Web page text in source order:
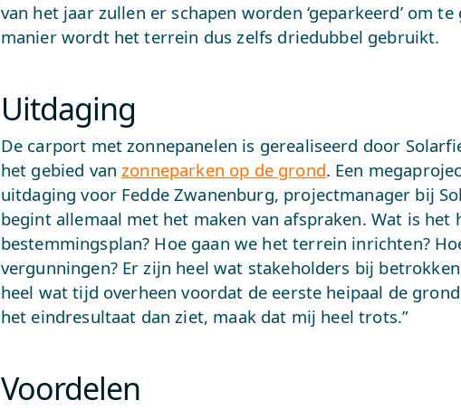
van het jaar zullen er schapen worden ‘geparkeerd’ om te
manier wordt het terrein dus zelfs driedubbel gebruikt.
Uitdaging
De carport met zonnepanelen is gerealiseerd door
het gebied vanzonneparken op de grond. Een
uitdaging voor Fedde Zwanenburg, projectmanager bij
begint allemaal met het maken van afspraken. Wat is het
bestemmingsplan? Hoe gaan we het terrein inrichten?
vergunningen? Er zijn heel wat stakeholders bij
heel wat tijd overheen voordat de eerste heipaal de
het eindresultaat dan ziet, maak dat mij heel trots.”
Voordelen